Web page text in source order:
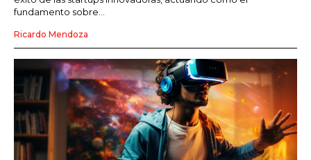
fundamento sobre...
Ricardo Mendoza